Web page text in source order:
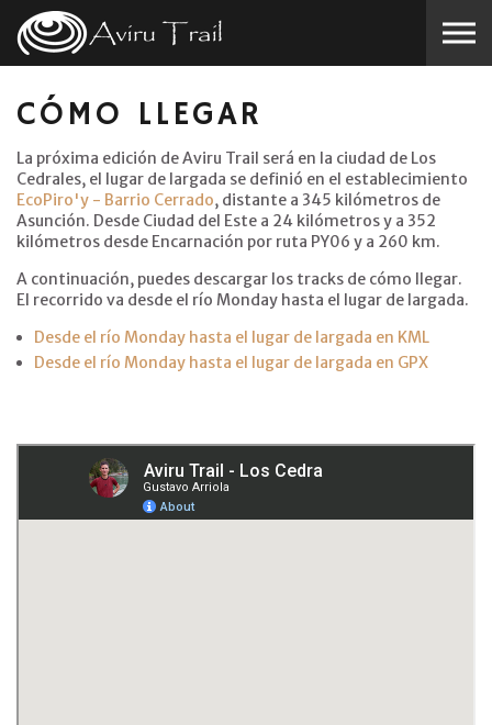
Skip to the content
CÓMO LLEGAR
La próxima edición de Aviru Trail será en la ciudad de Los
Cedrales, el lugar de largada se definió en el establecimiento
EcoPiro'y - Barrio Cerrado, distante a 345 kilómetros de
Asunción. Desde Ciudad del Este a 24 kilómetros y a 352
kilómetros desde Encarnación por ruta PY06 y a 260 km.
A continuación, puedes descargar los tracks de cómo llegar.
El recorrido va desde el río Monday hasta el lugar de largada.
Desde el río Monday hasta el lugar de largada en KML
Desde el río Monday hasta el lugar de largada en GPX